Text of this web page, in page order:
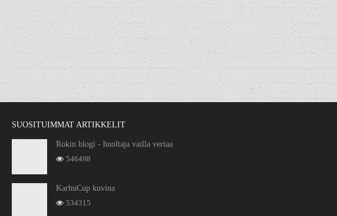
SUOSITUIMMAT ARTIKKELIT
Rokin blogi - huoltaja vailla vertaa
546498
KarhuCup kuvina
534315